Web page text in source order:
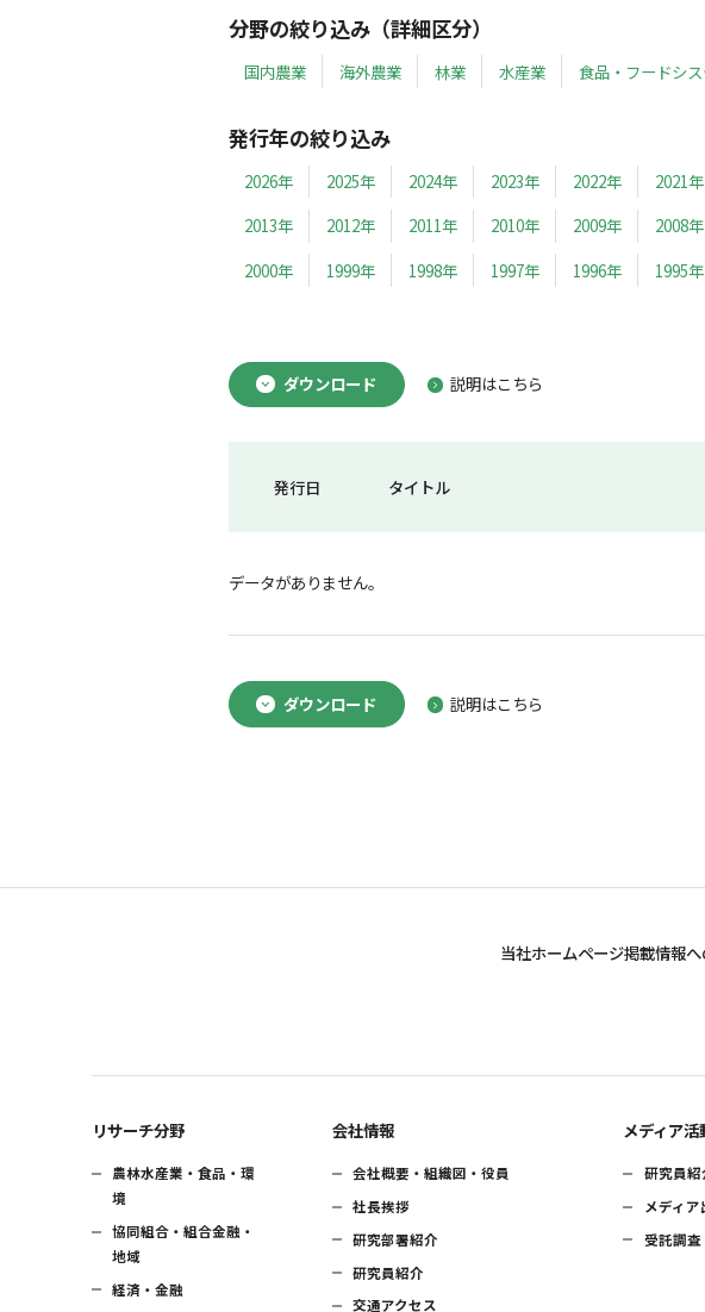
分野の絞り込み（詳細区分）
国内農業 海外農業 林業 水産業 食品・フードシ
発行年の絞り込み
2026年 2025年 2024年 2023年 2022年 2021年
2013年
2012年 2011年 2010年 2009年 2008年
2000年
1999年 1998年 1997年 1996年 1995年
ダウンロード 説明はこちら
発行日 タイトル
データがありません。
ダウンロード 説明はこちら
当社ホームページ掲載情報
リサーチ分野
農林水産業・食品・環
境
協同組合・組合金融・
地域
経済・金融
会社情報
会社概要・組織図・役員
社長挨拶
研究部署紹介
研究員紹介
交通アクセス
メディア活
研究員紹
メディ
受託調査